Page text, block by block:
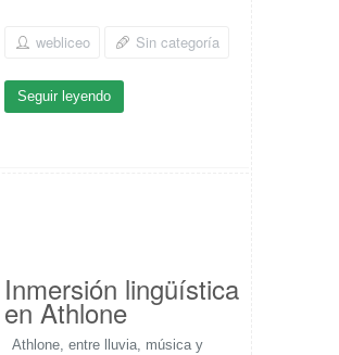
webliceo Sin categoría
Seguir leyendo
Inmersión lingüística
en Athlone
Athlone, entre lluvia, música y